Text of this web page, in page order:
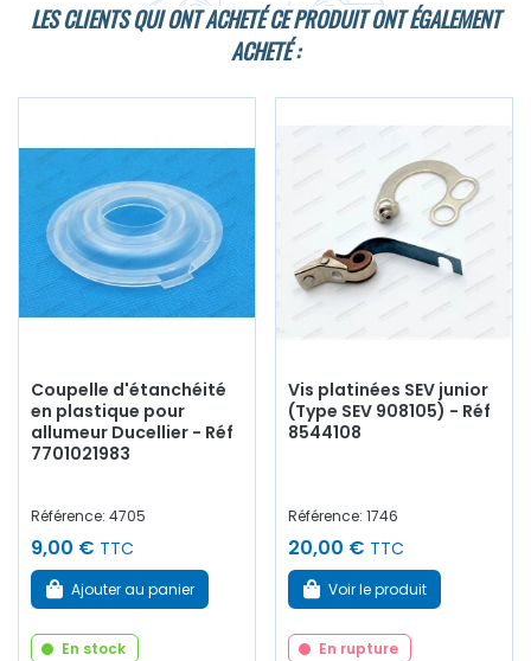
LES CLIENTS QUI ONT ACHETÉ CE PRODUIT ONT ÉGALEMENT
ACHETÉ :
Coupelle d'étanchéité
en plastique pour
allumeur Ducellier - Réf
7701021983
Référence: 4705
9,00 € TTC
Ajouter au panier
En stock
Vis platinées SEV junior
(Type SEV 908105) - Réf
8544108
Référence: 1746
20,00 € TTC
Voir le produit
En rupture